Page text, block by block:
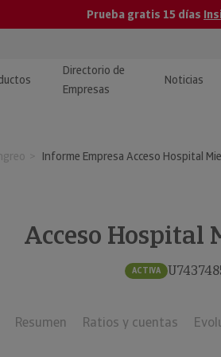
Prueba gratis 15 días
y ERP
· Recuperación de
Directorio de
Empresas
Noticias
y tutoriales
Investigada
Informe Empresa Acceso Hospital
Acceso Hospital
ACTIVA
Resumen Ratios y cuentas